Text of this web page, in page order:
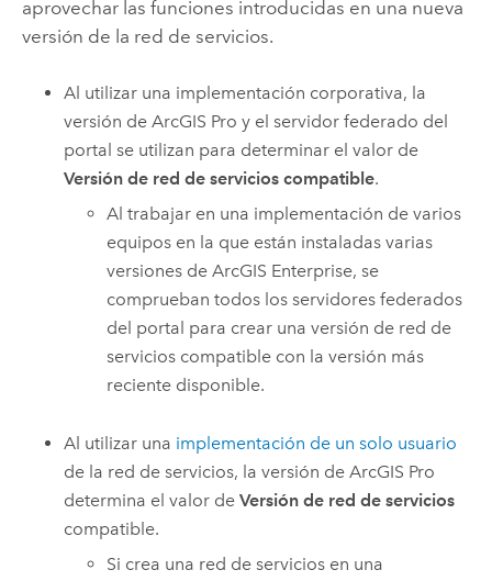
aprovechar las funciones introducidas en una nueva
versión de la red de servicios.
Al utilizar una implementación corporativa, la
versión deArcGIS Pro y el servidor federado del
portal se utilizan para determinar el valor de
Versión de red de servicios compatible.
Al trabajar en una implementación de varios
equipos en la que están instaladas varias
versiones deArcGIS Enterprise, se
comprueban todos los servidores federados
del portal para crear una versión de red de
servicios compatible con la versión más
reciente disponible.
Al utilizar una implementación de un solo usuario
de la red de servicios, la versión deArcGIS Pro
determina el valor deVersión de red de servicios
compatible.
Si crea una red de servicios en una